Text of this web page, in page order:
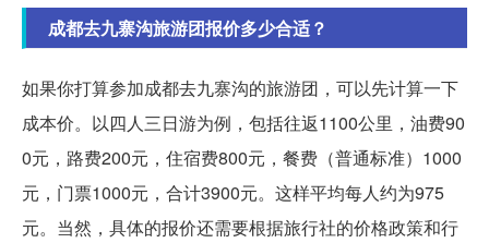
成都去九寨沟旅游团报价多少合适？
如果你打算参加成都去九寨沟的旅游团，可以先计算一下
成本价。以四人三日游为例，包括往返1100公里，油费90
0元，路费200元，住宿费800元，餐费（普通标准）1000
元，门票1000元，合计3900元。这样平均每人约为975
元。当然，具体的报价还需要根据旅行社的价格政策和行